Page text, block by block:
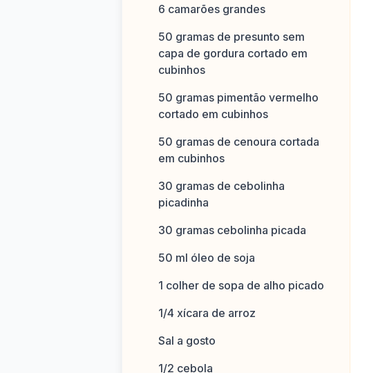
6 camarões grandes
50 gramas de presunto sem
capa de gordura cortado em
cubinhos
50 gramas pimentão vermelho
cortado em cubinhos
50 gramas de cenoura cortada
em cubinhos
30 gramas de cebolinha
picadinha
30 gramas cebolinha picada
50 ml óleo de soja
1 colher de sopa de alho picado
1/4 xícara de arroz
Sal a gosto
1/2 cebola